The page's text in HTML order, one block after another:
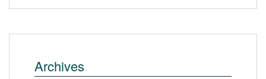
Archives